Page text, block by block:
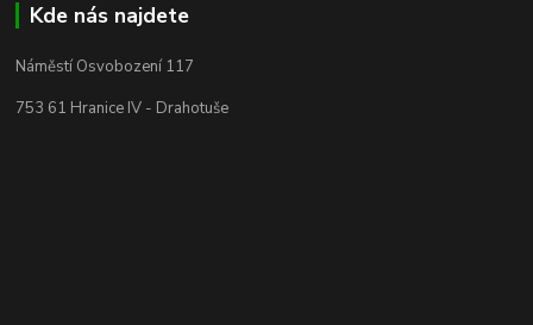
Kde nás najdete
Náměstí Osvobození 117
753 61 Hranice IV - Drahotuše